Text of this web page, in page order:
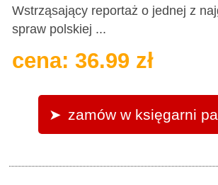
Wstrząsający reportaż o jednej z
spraw polskiej ...
cena: 36.99 zł
zamów w księgarni